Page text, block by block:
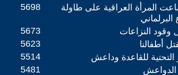
5698
المرأة العراقية على طاولة
البرلماني
5673 وقود النزاعات
5623 أطفالنا
5514 التحتية للقاعدة وداعش
5481 الدواعش